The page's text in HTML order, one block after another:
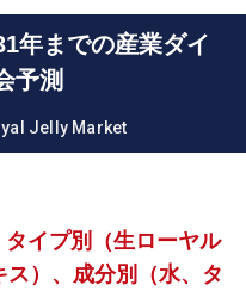
年までの産業ダイ
予測
Jelly Market
イプ別（生ローヤル
）、成分別（水、タ